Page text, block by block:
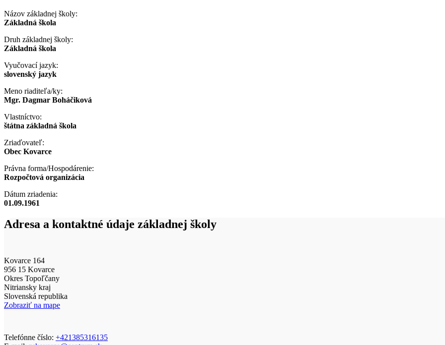
Názov základnej školy:
Základná škola
Druh základnej školy:
Základná škola
Vyučovací jazyk:
slovenský jazyk
Meno riaditeľa/ky:
Mgr. Dagmar Boháčiková
Vlastníctvo:
štátna základná škola
Zriaďovateľ:
Obec Kovarce
Právna forma/Hospodárenie:
Rozpočtová organizácia
Dátum zriadenia:
01.09.1961
Adresa a kontaktné údaje základnej školy
Kovarce 164
956 15 Kovarce
Okres Topoľčany
Nitriansky kraj
Slovenská republika
Zobraziť na mape
Telefónne číslo: +421385316135